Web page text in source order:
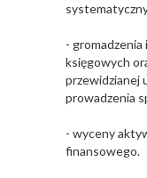
-
księgowych
przewidzianej
prowadzenia
- wyceny
finansowego.